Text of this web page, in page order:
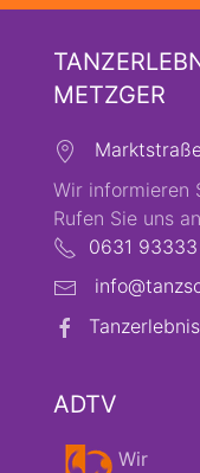
METZGER
Wir informieren
Rufen Sie uns
0631 93333
ADTV
Wir